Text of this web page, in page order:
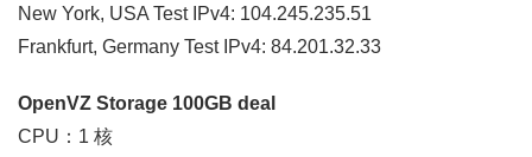
New York, USA Test IPv4: 104.245.235.51
Frankfurt, Germany Test IPv4: 84.201.32.33
OpenVZ Storage 100GB deal
CPU：1 核